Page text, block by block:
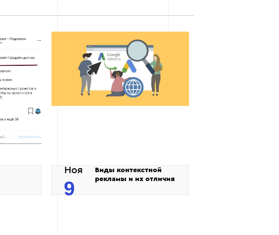
Ноя
9
Виды контекстной
рекламы и их отличия